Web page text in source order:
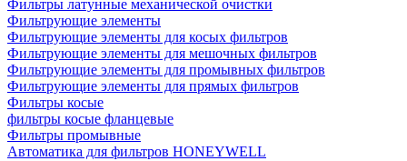
Фильтры латунные механической очистки
Фильтрующие элементы
Фильтрующие элементы для косых фильтров
Фильтрующие элементы для мешочных фильтров
Фильтрующие элементы для промывных фильтров
Фильтрующие элементы для прямых фильтров
Фильтры косые
фильтры косые фланцевые
Фильтры промывные
Автоматика для фильтров HONEYWELL